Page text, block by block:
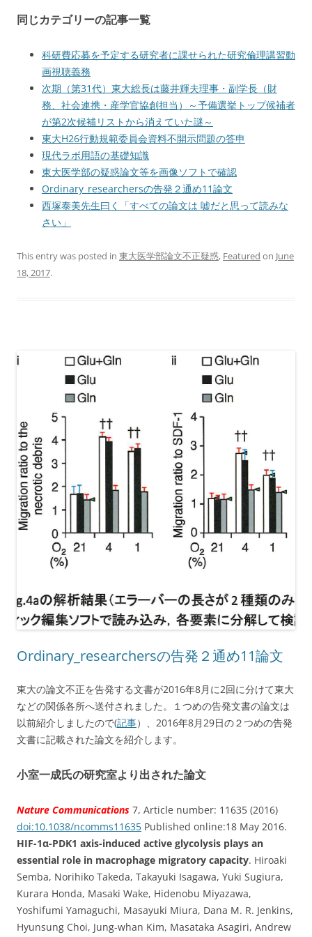
同じカテゴリーの記事一覧
科研費応募を予定する研究者に課せられた研究倫理講習動
画視聴義務
次期（第31代）東大総長は藤井輝夫理事・副学長（財
務、社会連携・産学官協創担当）～予備選挙トップ候補者
が第2次候補リストから消えていた謎～
東大H26行動規範委員会資料不開示問題の答申
現代ラボ用語の基礎知識
東大医学部の疑惑論文等を画像ソフトで確認
Ordinary_researchersの告発２通め11論文
西塚泰美先生曰く「すべての論文は 嘘だと思って読みな
さい」
This entry was posted in 東大医学部論文不正疑惑, Featured on June
18, 2017.
Ordinary_researchersの告発２通め11論文
東大の論文不正を告発する文書が2016年8月に2回に分けて東大
などの関係各所へ送付されました。１つめの告発文書の論文は
以前紹介しましたので(記事）、2016年8月29日の２つめの告発
文書に記載された論文を紹介します。
小室一成氏の研究室より出された論文
Nature Communications 7, Article number: 11635 (2016)
doi:10.1038/ncomms11635 Published online:18 May 2016.
HIF-1α-PDK1 axis-induced active glycolysis plays an
essential role in macrophage migratory capacity. Hiroaki
Semba, Norihiko Takeda, Takayuki Isagawa, Yuki Sugiura,
Kurara Honda, Masaki Wake, Hidenobu Miyazawa,
Yoshifumi Yamaguchi, Masayuki Miura, Dana M. R. Jenkins,
Hyunsung Choi, Jung-whan Kim, Masataka Asagiri, Andrew